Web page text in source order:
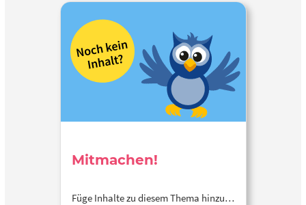
Mitmachen!
Füge Inhalte zu diesem Thema hinzu…